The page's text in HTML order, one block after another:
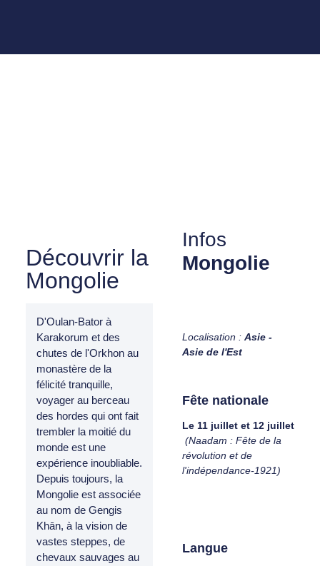
Découvrir la
Mongolie
D'Oulan-Bator à
Karakorum et des
chutes de l'Orkhon au
monastère de la
félicité tranquille,
voyager au berceau
des hordes qui ont fait
trembler la moitié du
monde est une
expérience inoubliable.
Depuis toujours, la
Mongolie est associée
au nom de Gengis
Khān, à la vision de
vastes steppes, de
chevaux sauvages au
Infos
Mongolie
Localisation : Asie -
Asie de l'Est
Fête nationale
Le 11 juillet et 12 juillet
(Naadam : Fête de la
révolution et de
l'indépendance-1921)
Langue